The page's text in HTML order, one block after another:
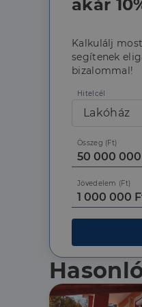
akár
Kalkulálj
segítenek
bizalommal!
Hitelcél
Lakóház
Összeg (Ft)
Jövedelem (Ft)